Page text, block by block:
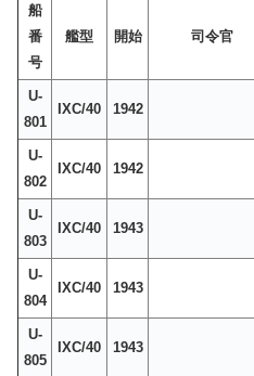
船
番
号
艦型 開始 司令官
U-
801
IXC/40 1942
U-
802
IXC/40 1942
U-
803
IXC/40 1943
U-
804
IXC/40 1943
U-
805
IXC/40 1943